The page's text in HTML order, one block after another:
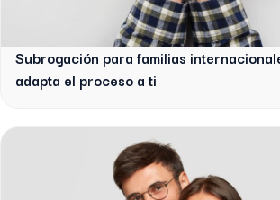
Subrogación para familias
adapta el proceso a ti